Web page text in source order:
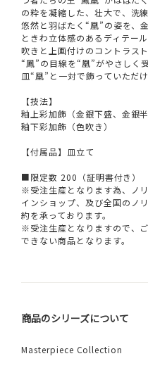
の粋を凝縮した、壮大で、洗
悠然と羽ばたく“凰”の姿を、
ときわ立体感のあるディテー
吹きと上画付けのコントラス
“鳳”の目線を“凰”がやさしく
皿“凰”と一対で飾っていただけ
【技法】
釉上彩加飾（金銀下盛、金銀
釉下彩加飾（色吹き）
【付属品】皿立て
■限定数 200（証明書付き）
※受注生産となります為、ノ
インショップ、及び全国のノ
約を承っております。
※受注生産となりますので、
できない商品となります。
商品のシリーズについて
Masterpiece Collection